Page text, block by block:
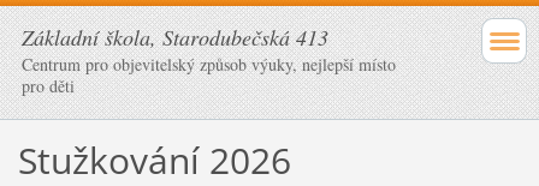
Základní škola, Starodubečská 413
Centrum pro objevitelský způsob výuky, nejlepší místo
pro děti
Stužkování 2026